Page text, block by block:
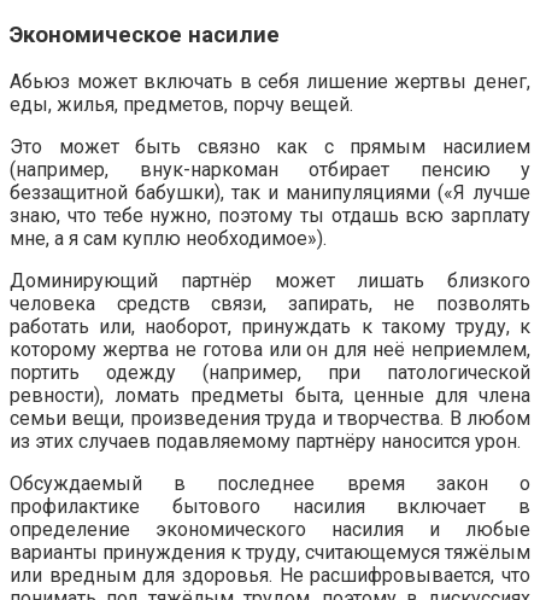
Экономическое насилие
Абьюз может включать в себя лишение жертвы денег,
еды, жилья, предметов, порчу вещей.
Это может быть связно как с прямым насилием
(например, внук-наркоман отбирает пенсию у
беззащитной бабушки), так и манипуляциями («Я лучше
знаю, что тебе нужно, поэтому ты отдашь всю зарплату
мне, а я сам куплю необходимое»).
Доминирующий партнёр может лишать близкого
человека средств связи, запирать, не позволять
работать или, наоборот, принуждать к такому труду, к
которому жертва не готова или он для неё неприемлем,
портить одежду (например, при патологической
ревности), ломать предметы быта, ценные для члена
семьи вещи, произведения труда и творчества. В любом
из этих случаев подавляемому партнёру наносится урон.
Обсуждаемый в последнее время закон о
профилактике бытового насилия включает в
определение экономического насилия и любые
варианты принуждения к труду, считающемуся тяжёлым
или вредным для здоровья. Не расшифровывается, что